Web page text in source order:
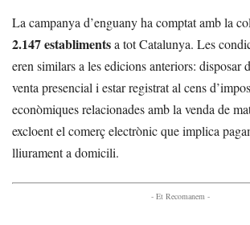
La campanya d’enguany ha comptat amb la
2.147 establimentsa tot Catalunya. Les
eren similars a les edicions anteriors: disposar
venta presencial i estar registrat al cens
econòmiques relacionades amb la venda de
excloent el comerç electrònic que implica
lliurament a domicili.
- Et Recomanem -